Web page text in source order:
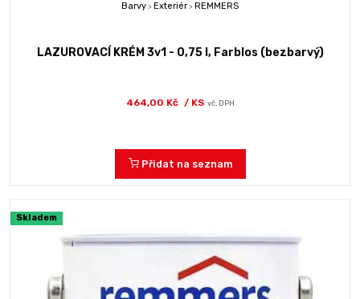
Barvy> Exteriér> REMMERS
LAZUROVACÍ KRÉM 3v1 - 0,75 l, Farblos (bezbarvý)
464,00 Kč / KS vč. DPH
Přidat na seznam
Skladem